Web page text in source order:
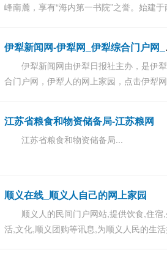
峰南麓，享有“海内第一书院”之誉。始建于
犁新
伊犁新闻网由伊犁日报社主办，是伊
合门户网，伊犁人的网上家园，点击伊犁网
江苏省粮食和物资储备局-江苏粮网
江苏省粮食和物资储备局...
顺义在线_顺义人自己的网上家园
顺义人的民间门户网站,提供饮食,住宿
活,文化,顺义团购等讯息,为顺义人民的生